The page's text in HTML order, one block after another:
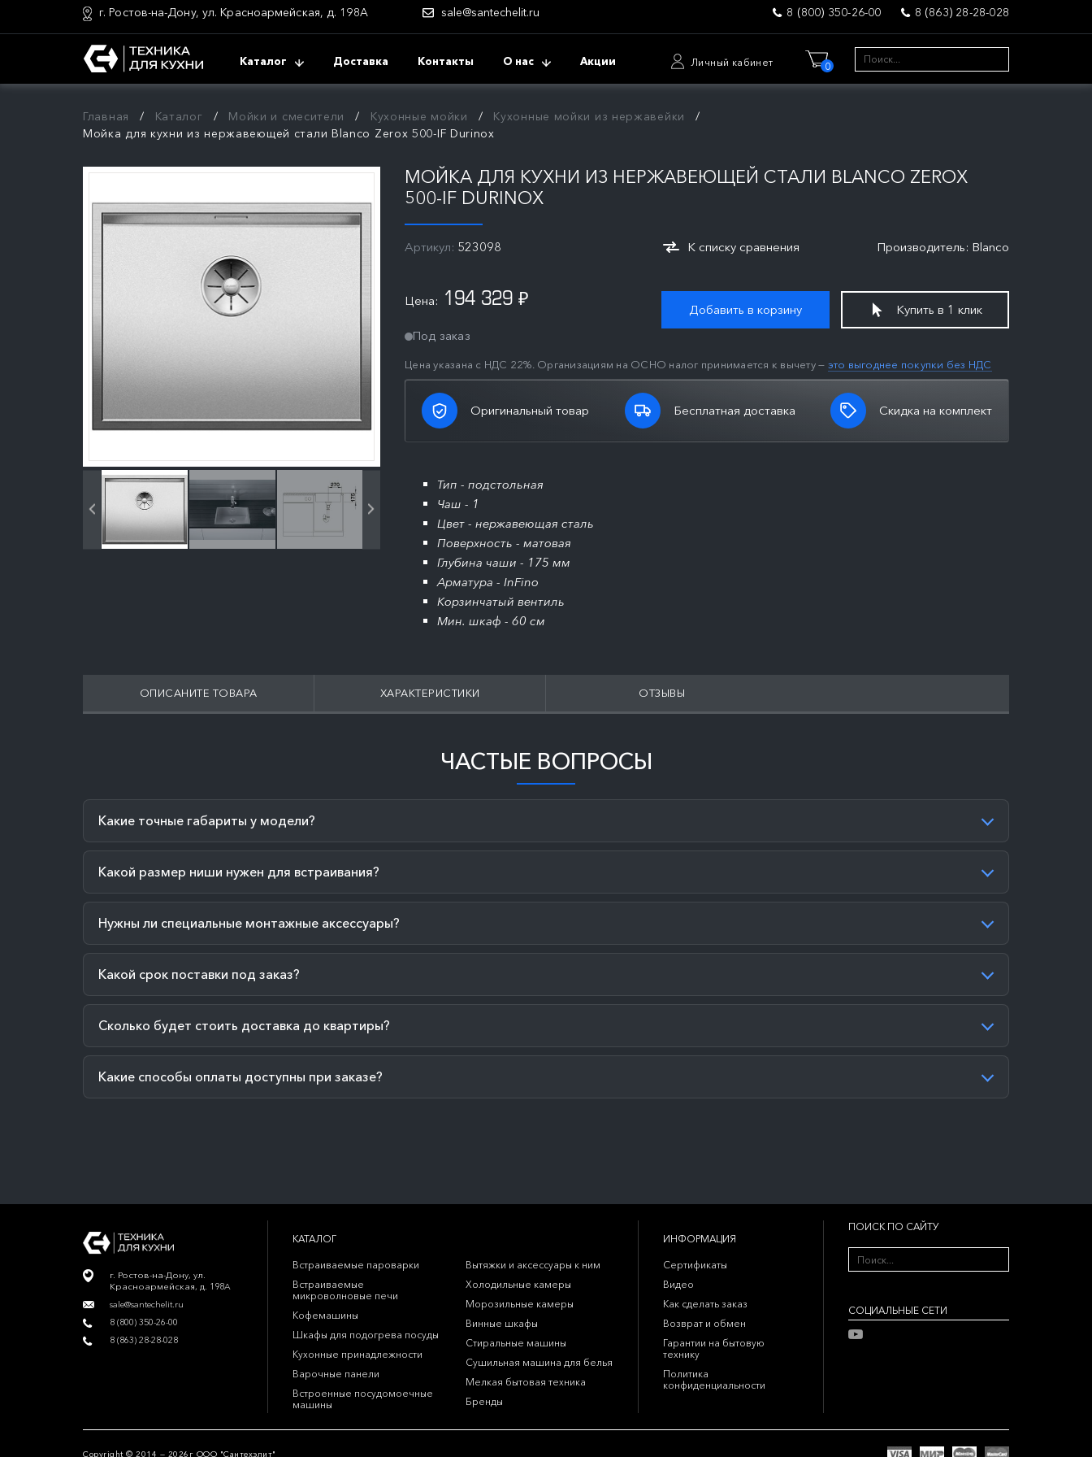
г. Ростов-на-Дону, ул. Красноармейская, д. 198А sale@santechelit.ru 8 (800) 350-26-00 8 (863) 28-28-028
Каталог Доставка Контакты О нас Акции Личный кабинет 0
Главная Каталог Мойки и смесители Кухонные мойки
Кухонные мойки из нержавейки
Мойка для кухни из нержавеющей стали Blanco Zerox 500-IF Durinox
МОЙКА ДЛЯ КУХНИ ИЗ НЕРЖАВЕЮЩЕЙ СТАЛИ BLANCO ZEROX
500-IF DURINOX
Артикул: 523098 К списку сравнения Производитель: Blanco
Цена: 194 329 ₽
Под заказ
Цена указана с НДС 22%. Организациям на ОСНО налог принимается к вычету — это выгоднее покупки без НДС
Добавить в корзину Купить в 1 клик
Оригинальный товар Бесплатная доставка Скидка на комплект
Тип - подстольная
Чаш - 1
Цвет - нержавеющая сталь
Поверхность - матовая
Глубина чаши - 175 мм
Арматура - InFino
Корзинчатый вентиль
Мин. шкаф - 60 см
ОПИСАНИТЕ ТОВАРА ХАРАКТЕРИСТИКИ ОТЗЫВЫ
ЧАСТЫЕ ВОПРОСЫ
Какие точные габариты у модели?
Какой размер ниши нужен для встраивания?
Нужны ли специальные монтажные аксессуары?
Какой срок поставки под заказ?
Сколько будет стоить доставка до квартиры?
Какие способы оплаты доступны при заказе?
г. Ростов-на-Дону, ул.
Красноармейская, д. 198А
sale@santechelit.ru
8 (800) 350-26-00
8 (863) 28-28-028
КАТАЛОГ
Встраиваемые пароварки
Встраиваемые
микроволновые печи
Кофемашины
Шкафы для подогрева посуды
Кухонные принадлежности
Варочные панели
Встроенные посудомоечные
машины
Вытяжки и аксессуары к ним
Холодильные камеры
Морозильные камеры
Винные шкафы
Стиральные машины
Сушильная машина для белья
Мелкая бытовая техника
Бренды
ИНФОРМАЦИЯ
Сертификаты
Видео
Как сделать заказ
Возврат и обмен
Гарантии на бытовую
технику
Политика
конфиденциальности
ПОИСК ПО САЙТУ
CОЦИАЛЬНЫЕ СЕТИ
Copyright © 2014 — 2026г ООО "Сантехэлит"